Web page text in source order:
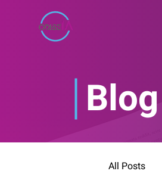
All Posts